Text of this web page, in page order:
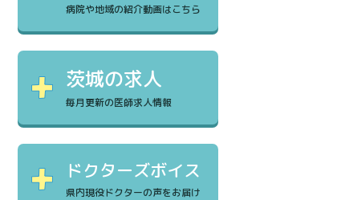
病院や地域の紹介動画はこちら
茨城の求人
毎月更新の医師求人情報
ドクターズボイス
県内現役ドクターの声をお届け